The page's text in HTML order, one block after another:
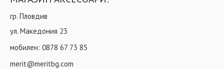
гр. Пловдив
ул. Македония 23
мобилен: 0878 67 73 85
merit@meritbg.com